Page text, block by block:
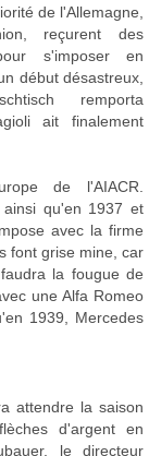
de l'Allemagne,
reçurent des
s'imposer en
début désastreux,
remporta
ait finalement
de l'AIACR.
ainsi qu'en 1937 et
avec la firme
font grise mine, car
la fougue de
une Alfa Romeo
1939, Mercedes
attendre la saison
d'argent en
le directeur